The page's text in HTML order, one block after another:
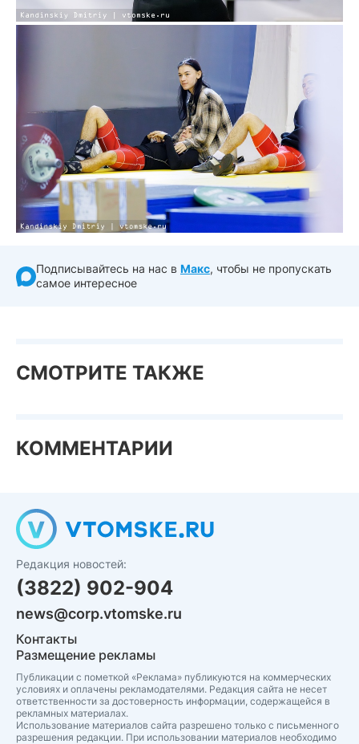
Подписывайтесь на нас в Макс, чтобы не пропускать
самое интересное
СМОТРИТЕ ТАКЖЕ
КОММЕНТАРИИ
Редакция новостей:
(3822) 902-904
news@corp.vtomske.ru
Контакты
Размещение рекламы
Публикации с пометкой «Реклама» публикуются на коммерческих
условиях и оплачены рекламодателями. Редакция сайта не несет
ответственности за достоверность информации, содержащейся в
рекламных материалах.
Использование материалов сайта разрешено только с письменного
разрешения редакции. При использовании материалов необходимо